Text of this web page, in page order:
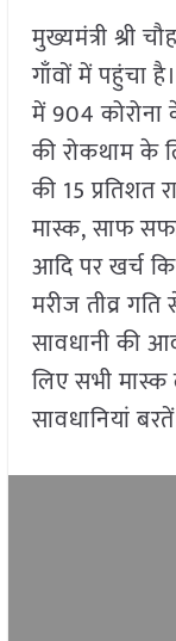
मुख्यमंत्री श्री
गाँवों में पहुंचा
में 904 कोरोना
की रोकथाम के
की 15 प्रतिशत
मास्क, साफ
आदि पर खर्च
मरीज तीव्र
सावधानी की
लिए सभी
सावधानियां